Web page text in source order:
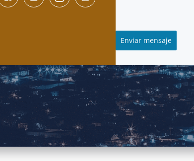
Enviar mensaje